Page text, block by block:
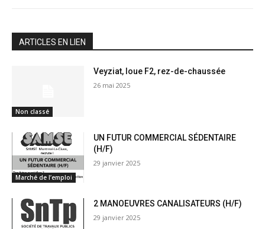
ARTICLES EN LIEN
Non classé
Veyziat, loue F2, rez-de-chaussée
26 mai 2025
Marché de l’emploi
UN FUTUR COMMERCIAL SÉDENTAIRE
(H/F)
29 janvier 2025
2 MANOEUVRES CANALISATEURS (H/F)
29 janvier 2025